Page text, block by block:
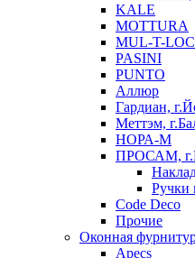
KALE
MOTTURA
MUL-T-
PASINI
PUNTO
Аллюр
Гардиан,
Меттэм,
НОРА-М
ПРОСАМ,
Ручки
Code Deco
Прочие
Оконная
Apecs